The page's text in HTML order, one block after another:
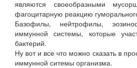
являются своеобразными
фагоцитарную реакцию
Базофилы, нейтрофилы,
иммунной системы, которые
бактерий.
Ну вот и все что можно сказать в
иммунной ситемы организма.